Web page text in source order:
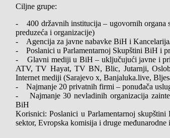
Ciljne grupe:
- 400 državnih institucija – ugovornih organa
preduzeća i organizacije)
- Agencija za javne nabavke BiH i
- Poslanici u Parlamentarnoj Skupštini BiH i
- Glavni mediji u BiH – uključujući javne i
ATV, TV Hayat, TV BN, Blic, Jutarnji,
Internet mediji (Sarajevo x, Banjaluka.live,
- Najmanje 20 privatnih firmi – ponuđača
- Najmanje 30 nevladinih organizacija
BiH
Korisnici: Poslanici u Parlamentarnoj
sektor, Evropska komisija i druge